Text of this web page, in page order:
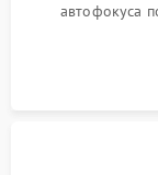
автофокуса
от пыли,